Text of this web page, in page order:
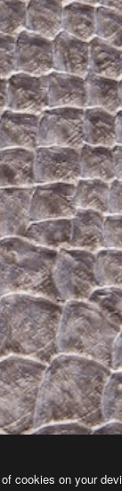
cookies on your